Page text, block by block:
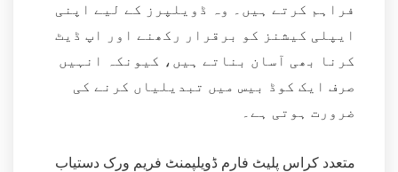
فراہم کرتے ہیں۔ وہ ڈویلپرز کے لیے اپنی
ایپلی کیشنز کو برقرار رکھنے اور اپ ڈیٹ
کرنا بھی آسان بناتے ہیں، کیونکہ انہیں
صرف ایک کوڈ بیس میں تبدیلیاں کرنے کی
ضرورت ہوتی ہے۔
متعدد کراس پلیٹ فارم ڈویلپمنٹ فریم ورک دستیاب